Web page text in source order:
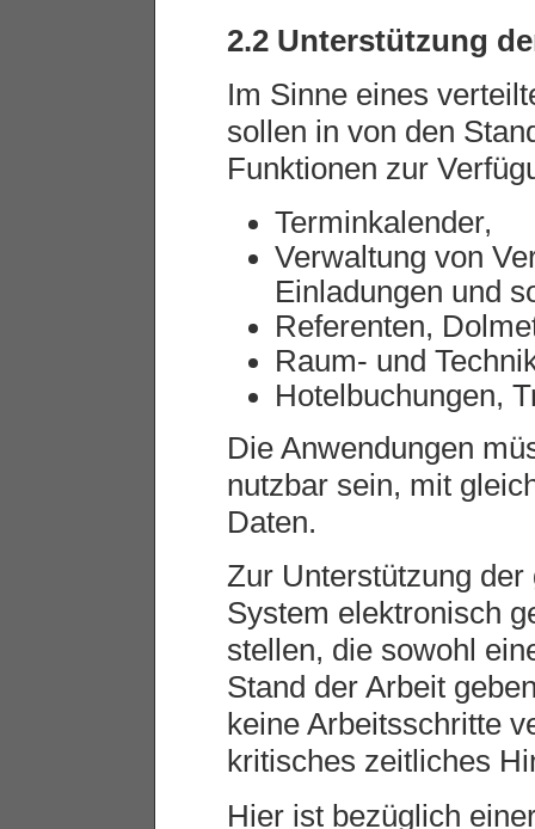
2.2 Unterstützung
Im Sinne eines
sollen in von den
Funktionen zur
Terminkalender,
Verwaltung von
Einladungen und
Referenten,
Raum- und
Hotelbuchungen,
Die Anwendungen
nutzbar sein, mit
Daten.
Zur Unterstützung
System elektronisch
stellen, die sowohl
Stand der Arbeit
keine Arbeitsschritte
kritisches zeitliches
Hier ist bezüglich